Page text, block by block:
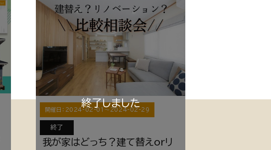
開催日： 2024-02-01 〜 2024-02-29
終了
我が家はどっち？建て替えorリ